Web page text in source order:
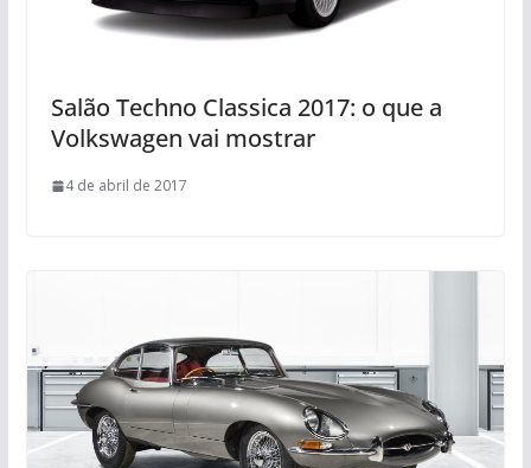
Salão Techno Classica 2017: o que a
Volkswagen vai mostrar
4 de abril de 2017